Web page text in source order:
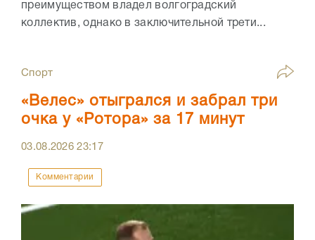
преимуществом владел волгоградский
коллектив, однако в заключительной трети...
Спорт
«Велес» отыгрался и забрал три
очка у «Ротора» за 17 минут
03.08.202623:17
Комментарии